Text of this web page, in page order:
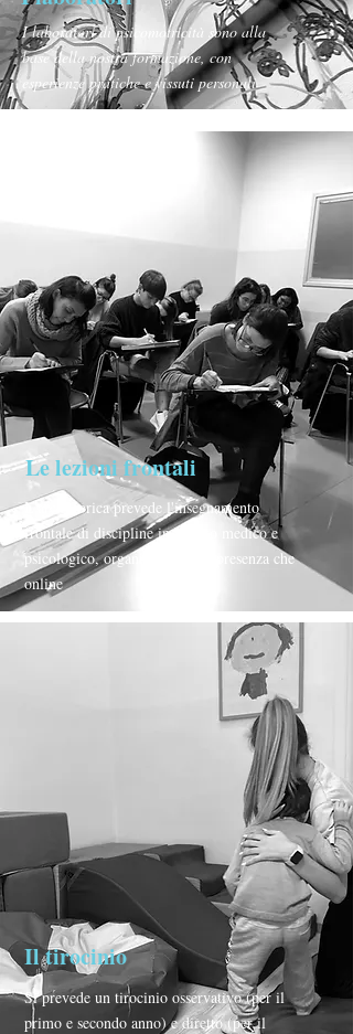
I laboratori di psicomotricità sono alla
base della nostra formazione, con
esperienze pratiche e vissuti personali
Le lezioni frontali
L'area teorica prevede l'insegnamento
frontale di discipline in ambito medico e
psicologico, organizzate sia in presenza che
online
Il tirocinio
Si prevede un tirocinio osservativo (per il
primo e secondo anno) e diretto (per il